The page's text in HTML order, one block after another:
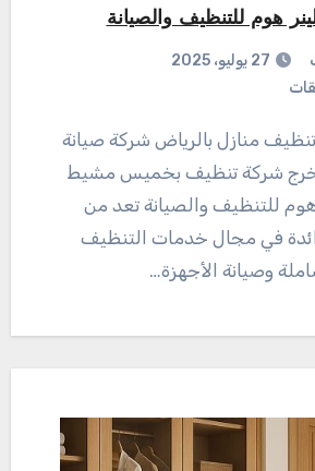
هوم للتنظيف والصيانة
27 يوليو، 2025
شركة تنظيف بخميس مشيط
للتنظيف والصيانة تعد من
في مجال خدمات التنظيف
وصيانة الأجهزة…